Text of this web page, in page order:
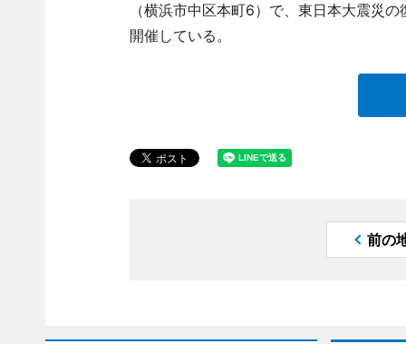
（横浜市中区本町6）で、東日本大震災
開催している。
前の